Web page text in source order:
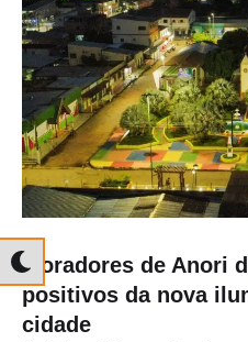
Moradores de Anori
positivos da nova
cidade